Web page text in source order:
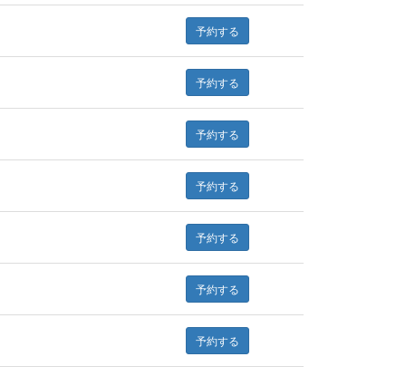
予約する
予約する
予約する
予約する
予約する
予約する
予約する